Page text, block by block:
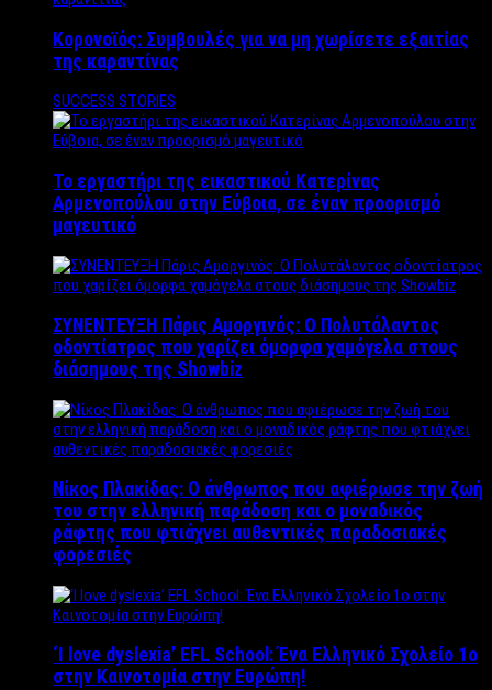
Κορονοϊός: Συμβουλές για να μη χωρίσετε εξαιτίας
της καραντίνας
SUCCESS STORIES
Το εργαστήρι της εικαστικού Κατερίνας
Αρμενοπούλου στην Εύβοια, σε έναν προορισμό
μαγευτικό
ΣΥΝΕΝΤΕΥΞΗ Πάρις Αμοργινός: O Πολυτάλαντος
οδοντίατρος που χαρίζει όμορφα χαμόγελα στους
διάσημους της Showbiz
Νίκος Πλακίδας: O άνθρωπος που αφιέρωσε την ζωή
του στην ελληνική παράδοση και ο μοναδικός
ράφτης που φτιάχνει αυθεντικές παραδοσιακές
φορεσιές
‘Ι love dyslexia’ EFL School: Ένα Ελληνικό Σχολείo 1ο
στην Καινοτομία στην Ευρώπη!